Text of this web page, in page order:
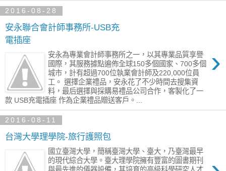
2016-08-28
安永聯合會計師事務所-USB充
電插座
›
安永為專業會計師事務所之一，以其專業品質享譽
國際，其服務據點遍佈全球150多個國家、700多個
城市，計有超過700位執業會計師及220,000位員
工。 選擇企業禮品，安永花了不少時間去搜集資
料，最后選擇與採購易禮品公司合作，客製化了一
款 USB充電插座 作為企業禮品贈送客戶。...
2016-08-11
台灣大學理學院-旅行護照包
國立臺灣大學，簡稱臺灣大學、臺大，乃臺灣最早
的現代綜合大學。臺大理學院擁有豐富的圖書期刊
與最先進的儀器設備，其培育的高級科學研究人才